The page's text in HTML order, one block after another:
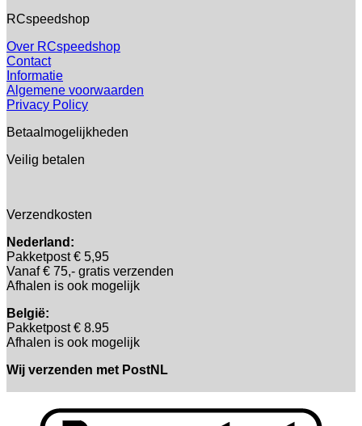
RCspeedshop
Over RCspeedshop
Contact
Informatie
Algemene voorwaarden
Privacy Policy
Betaalmogelijkheden
Veilig betalen
Verzendkosten
Nederland:
Pakketpost € 5,95
Vanaf € 75,- gratis verzenden
Afhalen is ook mogelijk
België:
Pakketpost € 8.95
Afhalen is ook mogelijk
Wij verzenden met PostNL